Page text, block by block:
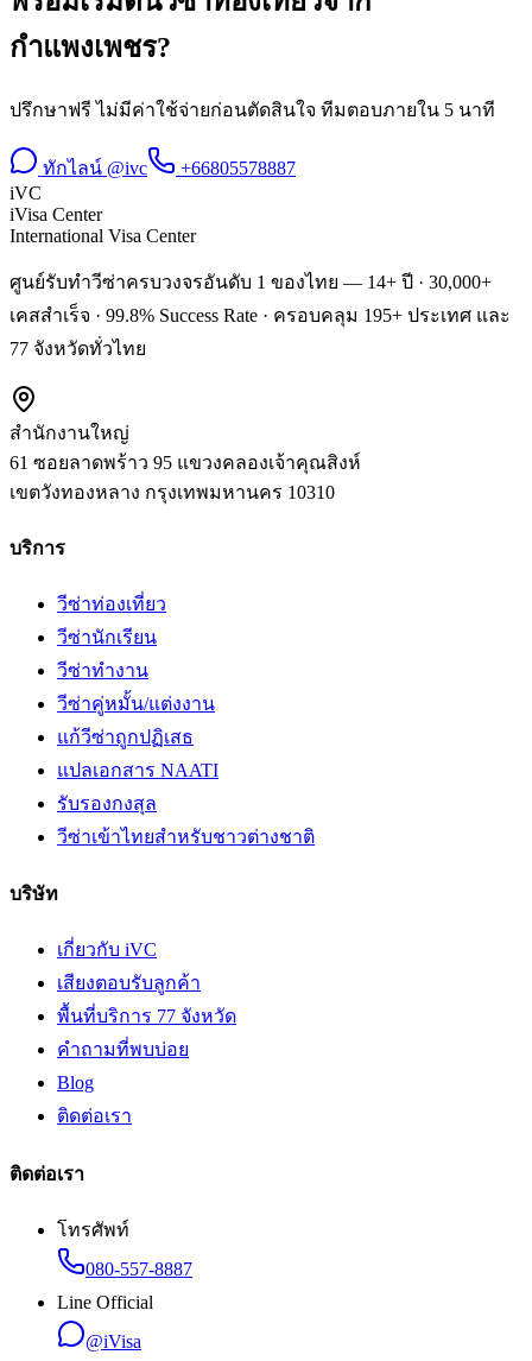
กำแพงเพชร?
ปรึกษาฟรี ไม่มีค่าใช้จ่ายก่อนตัดสินใจ ทีมตอบภายใน 5 นาที
ทักไลน์ @ivc
+66805578887
iVC
iVisa Center
International Visa Center
ศูนย์รับทำวีซ่าครบวงจรอันดับ 1 ของไทย — 14+ ปี · 30,000+
เคสสำเร็จ · 99.8% Success Rate · ครอบคลุม 195+ ประเทศ และ
77 จังหวัดทั่วไทย
สำนักงานใหญ่
61 ซอยลาดพร้าว 95 แขวงคลองเจ้าคุณสิงห์
เขตวังทองหลาง กรุงเทพมหานคร 10310
บริการ
วีซ่าท่องเที่ยว
วีซ่านักเรียน
วีซ่าทำงาน
วีซ่าคู่หมั้น/แต่งงาน
แก้วีซ่าถูกปฏิเสธ
แปลเอกสาร NAATI
รับรองกงสุล
วีซ่าเข้าไทยสำหรับชาวต่างชาติ
บริษัท
เกี่ยวกับ iVC
เสียงตอบรับลูกค้า
พื้นที่บริการ 77 จังหวัด
คำถามที่พบบ่อย
Blog
ติดต่อเรา
ติดต่อเรา
โทรศัพท์
080-557-8887
Line Official
@iVisa